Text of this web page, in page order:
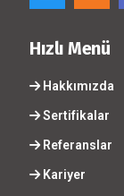
Hızlı Menü
Hakkımızda
Sertifikalar
Referanslar
Kariyer